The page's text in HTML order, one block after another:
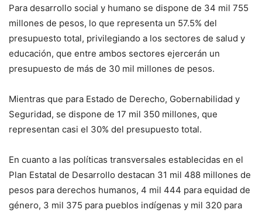
Para desarrollo social y humano se dispone de 34 mil 755
millones de pesos, lo que representa un 57.5% del
presupuesto total, privilegiando a los sectores de salud y
educación, que entre ambos sectores ejercerán un
presupuesto de más de 30 mil millones de pesos.
Mientras que para Estado de Derecho, Gobernabilidad y
Seguridad, se dispone de 17 mil 350 millones, que
representan casi el 30% del presupuesto total.
En cuanto a las políticas transversales establecidas en el
Plan Estatal de Desarrollo destacan 31 mil 488 millones de
pesos para derechos humanos, 4 mil 444 para equidad de
género, 3 mil 375 para pueblos indígenas y mil 320 para